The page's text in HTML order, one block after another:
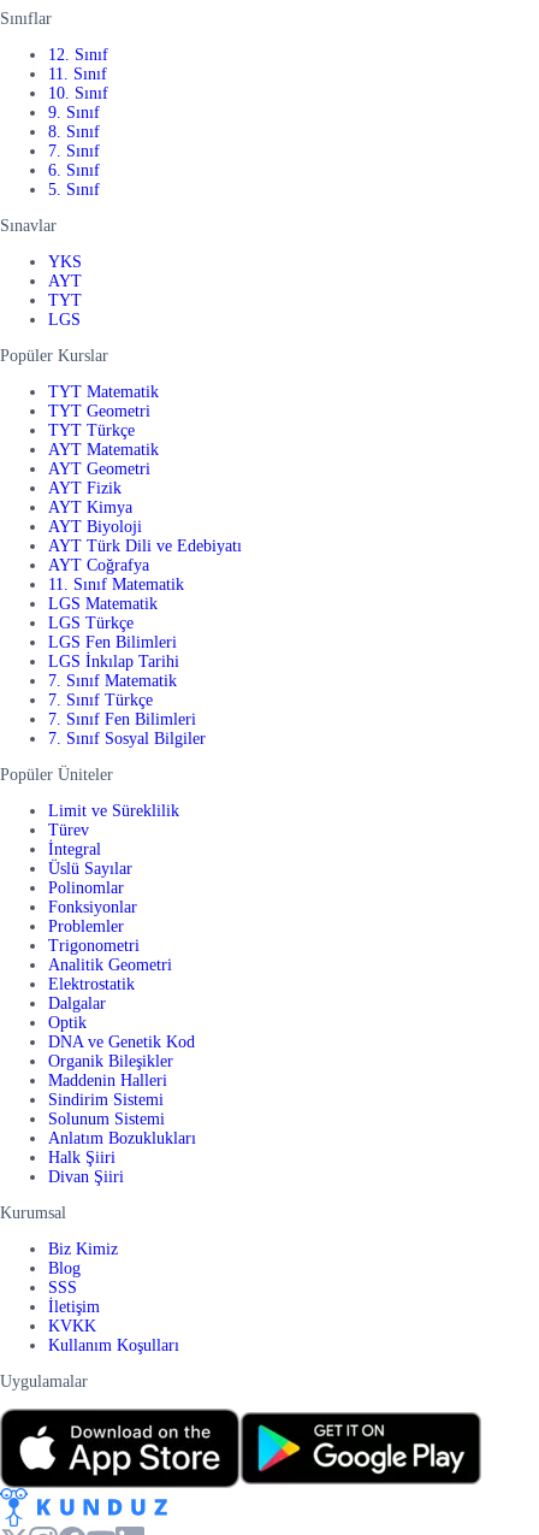
Sınıflar
12. Sınıf
11. Sınıf
10. Sınıf
9. Sınıf
8. Sınıf
7. Sınıf
6. Sınıf
5. Sınıf
Sınavlar
YKS
AYT
TYT
LGS
Popüler Kurslar
TYT Matematik
TYT Geometri
TYT Türkçe
AYT Matematik
AYT Geometri
AYT Fizik
AYT Kimya
AYT Biyoloji
AYT Türk Dili ve Edebiyatı
AYT Coğrafya
11. Sınıf Matematik
LGS Matematik
LGS Türkçe
LGS Fen Bilimleri
LGS İnkılap Tarihi
7. Sınıf Matematik
7. Sınıf Türkçe
7. Sınıf Fen Bilimleri
7. Sınıf Sosyal Bilgiler
Popüler Üniteler
Limit ve Süreklilik
Türev
İntegral
Üslü Sayılar
Polinomlar
Fonksiyonlar
Problemler
Trigonometri
Analitik Geometri
Elektrostatik
Dalgalar
Optik
DNA ve Genetik Kod
Organik Bileşikler
Maddenin Halleri
Sindirim Sistemi
Solunum Sistemi
Anlatım Bozuklukları
Halk Şiiri
Divan Şiiri
Kurumsal
Biz Kimiz
Blog
SSS
İletişim
KVKK
Kullanım Koşulları
Uygulamalar